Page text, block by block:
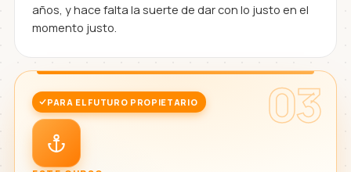
años, y hace falta la suerte de dar con lo justo en el
momento justo.
03
PARA EL FUTURO PROPIETARIO